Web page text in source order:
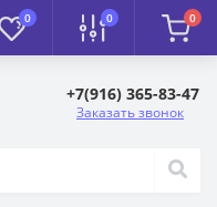
0 0 0
+7(916) 365-83-47
Заказать звонок